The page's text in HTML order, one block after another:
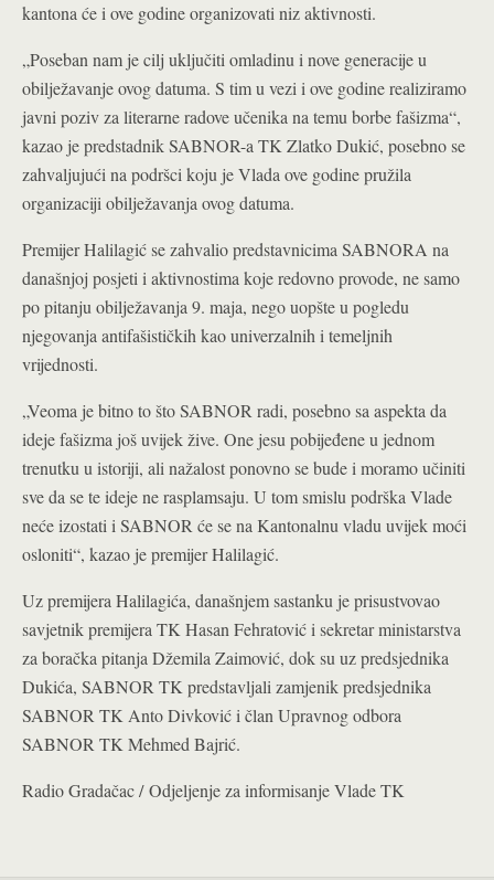
kantona će i ove godine organizovati niz aktivnosti.
„Poseban nam je cilj uključiti omladinu i nove generacije u
obilježavanje ovog datuma. S tim u vezi i ove godine realiziramo
javni poziv za literarne radove učenika na temu borbe fašizma“,
kazao je predstadnik SABNOR-a TK Zlatko Dukić, posebno se
zahvaljujući na podršci koju je Vlada ove godine pružila
organizaciji obilježavanja ovog datuma.
Premijer Halilagić se zahvalio predstavnicima SABNORA na
današnjoj posjeti i aktivnostima koje redovno provode, ne samo
po pitanju obilježavanja 9. maja, nego uopšte u pogledu
njegovanja antifašističkih kao univerzalnih i temeljnih
vrijednosti.
„Veoma je bitno to što SABNOR radi, posebno sa aspekta da
ideje fašizma još uvijek žive. One jesu pobijeđene u jednom
trenutku u istoriji, ali nažalost ponovno se bude i moramo učiniti
sve da se te ideje ne rasplamsaju. U tom smislu podrška Vlade
neće izostati i SABNOR će se na Kantonalnu vladu uvijek moći
osloniti“, kazao je premijer Halilagić.
Uz premijera Halilagića, današnjem sastanku je prisustvovao
savjetnik premijera TK Hasan Fehratović i sekretar ministarstva
za boračka pitanja Džemila Zaimović, dok su uz predsjednika
Dukića, SABNOR TK predstavljali zamjenik predsjednika
SABNOR TK Anto Divković i član Upravnog odbora
SABNOR TK Mehmed Bajrić.
Radio Gradačac / Odjeljenje za informisanje Vlade TK